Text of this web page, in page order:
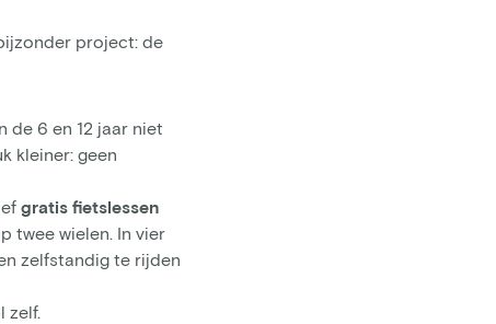
project: de
de 6 en 12 jaar niet
kleiner: geen
gratis fietslessen
twee wielen. In vier
zelfstandig te rijden
zelf.